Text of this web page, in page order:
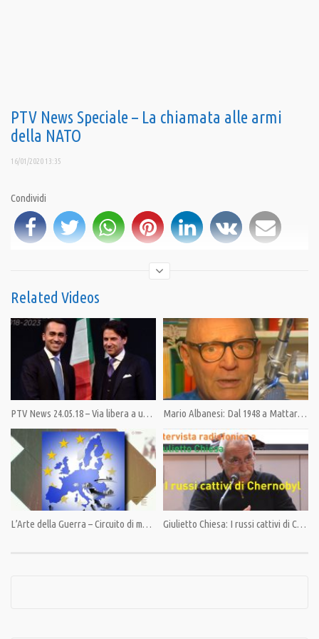
PTV News Speciale – La chiamata alle armi
della NATO
16/01/2020 13:35
Condividi
Category:News,PrimoPiano ,Speciali
#ManlioDinucci GiuliettoChiesa MargheritaFurlan,Nato,NoGuerraNoNato
Related Videos
PTV News 24.05.18 – Via libera a un governo Lega-5 Stelle Mario Albanesi: Dal 1948 a Mattarella
L’Arte della Guerra – Circuito di morte nel «Mediterraneo allargato» Giulietto Chiesa: I russi cattivi di Chernobyl